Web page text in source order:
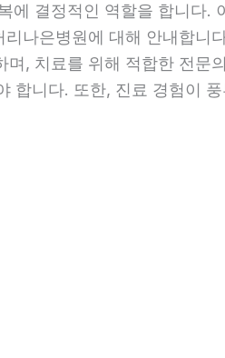
에 결정적인 역할을 합니다.
나은병원에 대해 안내합니
, 치료를 위해 적합한 전문
합니다. 또한, 진료 경험이